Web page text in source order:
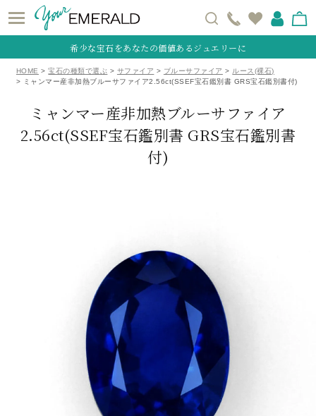
希少な宝石をあなたの価値あるジュエリーに
HOME 宝石の種類で選ぶ サファイア ブルーサファイア
ルース(裸石)
ミャンマー産非加熱ブルーサファイア2.56ct(SSEF宝石鑑別書 GRS宝石鑑別書付)
ミャンマー産非加熱ブルーサファイア
2.56ct(SSEF宝石鑑別書 GRS宝石鑑別書
付)